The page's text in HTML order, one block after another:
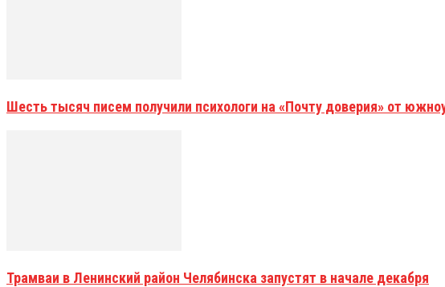
Шесть тысяч писем получили психологи на «Почту доверия» от
Трамваи в Ленинский район Челябинска запустят в начале декабря